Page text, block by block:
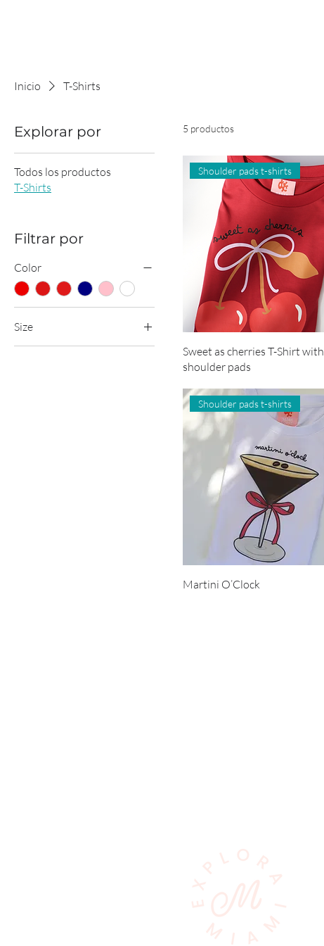
Inicio T-Shirts
Explorar por
Todos los productos
T-Shirts
Filtrar por
Color
Size
5 productos
Shoulder pads t-shirts
Sweet as cherries T-Shirt with
shoulder pads
Shoulder pads t-shirts
Martini O’Clock